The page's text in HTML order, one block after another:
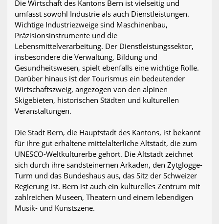
Die Wirtschaft des Kantons Bern ist vielseitig und
umfasst sowohl Industrie als auch Dienstleistungen.
Wichtige Industriezweige sind Maschinenbau,
Präzisionsinstrumente und die
Lebensmittelverarbeitung. Der Dienstleistungssektor,
insbesondere die Verwaltung, Bildung und
Gesundheitswesen, spielt ebenfalls eine wichtige Rolle.
Darüber hinaus ist der Tourismus ein bedeutender
Wirtschaftszweig, angezogen von den alpinen
Skigebieten, historischen Städten und kulturellen
Veranstaltungen.
Die Stadt Bern, die Hauptstadt des Kantons, ist bekannt
für ihre gut erhaltene mittelalterliche Altstadt, die zum
UNESCO-Weltkulturerbe gehört. Die Altstadt zeichnet
sich durch ihre sandsteinernen Arkaden, den Zytglogge-
Turm und das Bundeshaus aus, das Sitz der Schweizer
Regierung ist. Bern ist auch ein kulturelles Zentrum mit
zahlreichen Museen, Theatern und einem lebendigen
Musik- und Kunstszene.